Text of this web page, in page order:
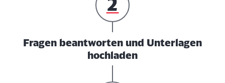
Fragen beantworten und Unterlagen
hochladen